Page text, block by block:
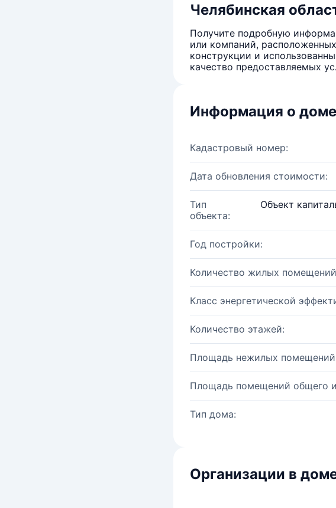
Челябинская
Получите подробную
или компаний,
конструкции и
качество предоставляемых
Информация о доме
Кадастровый номер:
Дата обновления стоимости:
Тип
объекта:
Объект
Год постройки:
Количество жилых
Класс энергетической
Количество этажей:
Площадь нежилых
Площадь помещений общего
Тип дома:
Организации в